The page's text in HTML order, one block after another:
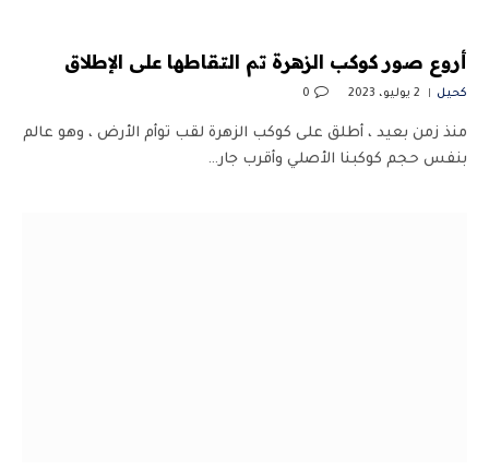
أروع صور كوكب الزهرة تم التقاطها على الإطلاق
كحيل 2 يوليو، 2023 0
منذ زمن بعيد ، أطلق على كوكب الزهرة لقب توأم الأرض ، وهو عالم
بنفس حجم كوكبنا الأصلي وأقرب جار…